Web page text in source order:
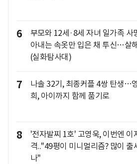
6
부모와 12세·8세 자녀 일가족 사
아내는 속옷만 입은 채 투신…살
(실화탐사대)
7
나솔 32기, 최종커플 4쌍 탄생…
희, 아이까지 함께 품기로
8
'전자발찌 1호' 고영욱, 이번엔 이
격.."49평이 미니멀리즘? 많이 출
나"